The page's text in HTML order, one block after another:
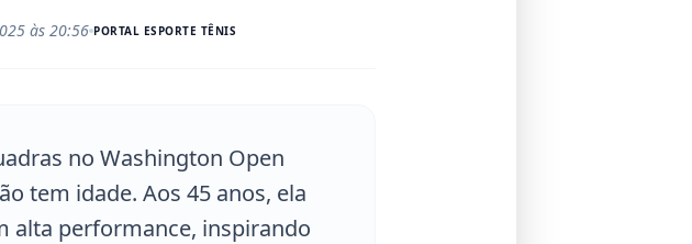
às 20:56 PORTAL ESPORTE TÊNIS
no Washington Open
tem idade. Aos 45 anos, ela
alta performance, inspirando